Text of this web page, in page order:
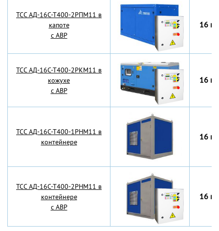
TCC АД-16С-Т400-2РПМ11 в
капоте
с АВР
16
TCC АД-16С-Т400-2РКМ11 в
кожухе
с АВР
16
TCC АД-16С-Т400-1РНМ11 в
контейнере
16
TCC АД-16С-Т400-2РНМ11 в
контейнере
с АВР
16